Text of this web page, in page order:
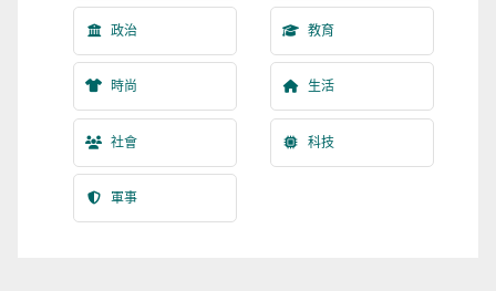
政治 教育
時尚 生活
社會 科技
軍事